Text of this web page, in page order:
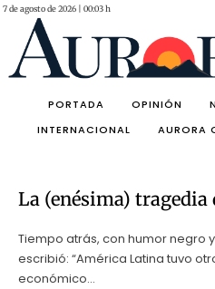
7 de agosto de 2026 | 00:03 h
PORTADA OPINIÓN
INTERNACIONAL
AURORA
La (enésima)
Tiempo atrás, con humor negro
escribió: “América Latina tuvo
económico...